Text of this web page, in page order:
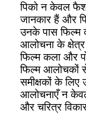
पिको न केवल
जानकार हैं और
उनके पास फिल्म
आलोचना के
फिल्म कला और
फिल्म आलोचकों
समीक्षकों के लिए
आलोचनाएँ न
और चरित्र